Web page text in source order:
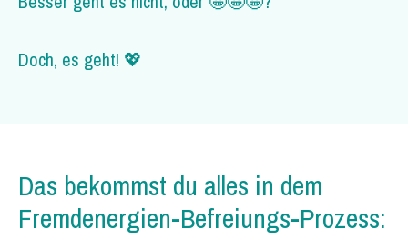
Doch, es geht! 💖
Das bekommst du alles in dem
Fremdenergien-Befreiungs-Prozess: